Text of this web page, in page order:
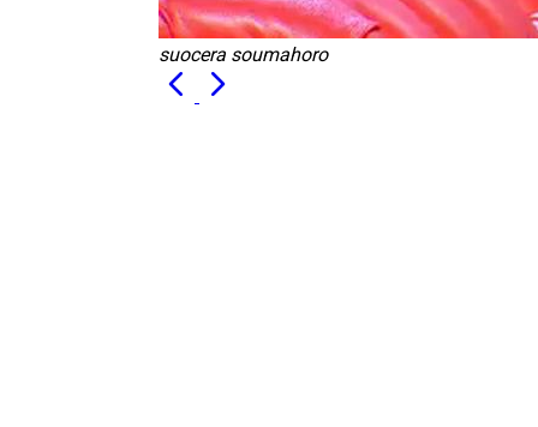
suocera soumahoro